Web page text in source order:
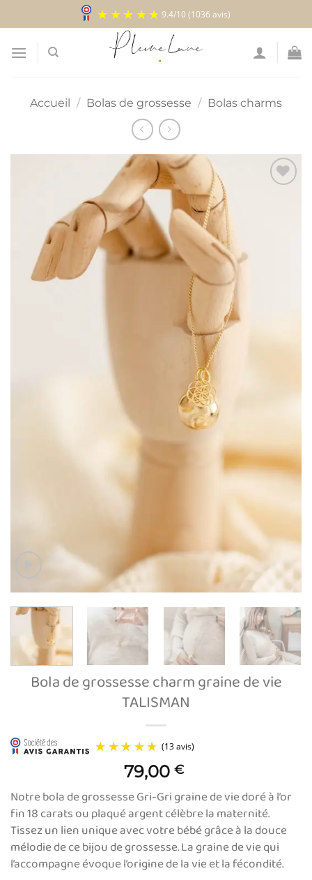
au
contenu
9.4/10(1036 avis)
Accueil / Bolas de grossesse / Bolas charms
Bola de grossesse charm graine de vie
TALISMAN
79,00 €
Notre bola de grossesse Gri-Gri graine de vie doré à l’or
fin 18 carats ou plaqué argent célèbre la maternité.
Tissez un lien unique avec votre bébé grâce à la douce
mélodie de ce bijou de grossesse. La graine de vie qui
l’accompagne évoque l’origine de la vie et la fécondité.